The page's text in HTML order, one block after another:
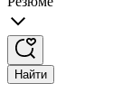
Найти